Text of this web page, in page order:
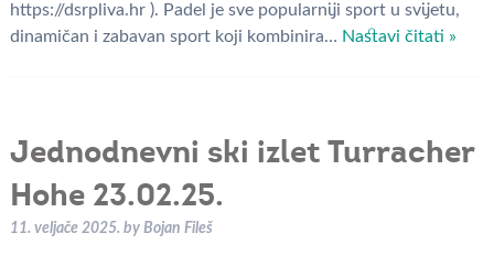
https://dsrpliva.hr ). Padel je sve popularniji sport u svijetu,
dinamičan i zabavan sport koji kombinira… Nastavi čitati »
Jednodnevni ski izlet Turracher
Hohe 23.02.25.
11. veljače 2025. by Bojan Fileš